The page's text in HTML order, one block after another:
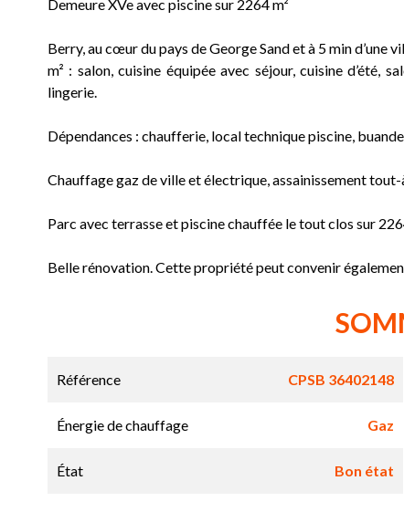
Demeure XVe avec piscine sur 2264 m²
Berry, au cœur du pays de George Sand et à 5 min d’une
m² : salon, cuisine équipée avec séjour, cuisine d’été,
lingerie.
Dépendances : chaufferie, local technique piscine,
Chauffage gaz de ville et électrique, assainissement tout-
Parc avec terrasse et piscine chauffée le tout clos sur
Belle rénovation. Cette propriété peut convenir
Référence CPSB 36402148
Énergie de chauffage Gaz
État Bon état